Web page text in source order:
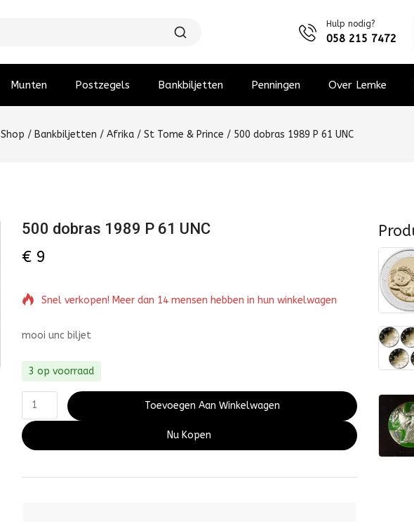
Hulp nodig?
058 215 7472
Munten Postzegels Bankbiljetten Penningen Over Lemke
Shop / Bankbiljetten / Afrika / St Tome & Prince / 500 dobras 1989 P 61 UNC
500 dobras 1989 P 61 UNC
€ 9
Snel verkopen! Meer dan 14 mensen hebben in hun winkelwagen
mooi unc biljet
3 op voorraad
Toevoegen Aan Winkelwagen
Nu Kopen